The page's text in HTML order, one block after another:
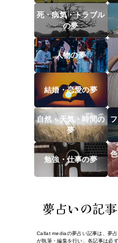
死・病気・トラブル
の夢
人物の夢
結婚・恋愛の夢
自然・天気・時間の
夢
勉強・仕事の夢
夢占いの記
Callat mediaの夢占い記事は、夢
が執筆・編集を行い、各記事は必